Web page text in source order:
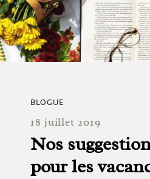
BLOGUE
18 juillet 2019
Nos
pour les